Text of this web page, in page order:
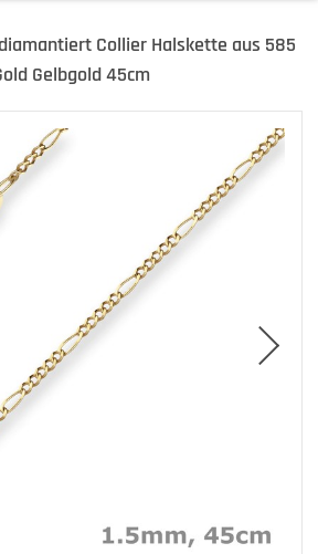
Collier Halskette aus 585
Gelbgold 45cm